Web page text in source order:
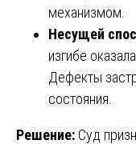
механизмом.
Несущей
изгибе
Дефекты
состояния.
Решение: Суд